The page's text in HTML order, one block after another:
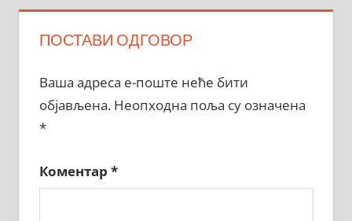
ПОСТАВИ ОДГОВОР
Ваша адреса е-поште неће бити
објављена. Неопходна поља су означена
*
Коментар *